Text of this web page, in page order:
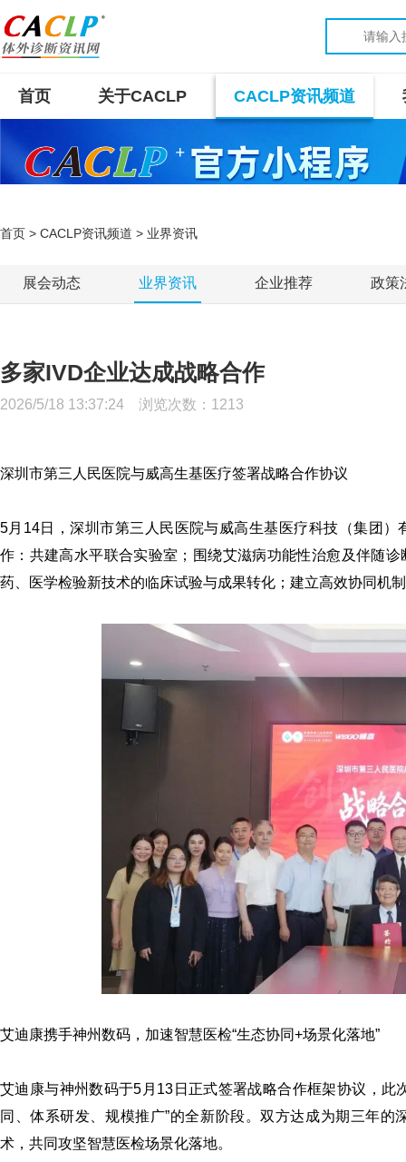
首页 关于CACLP CACLP资讯频道
首页 > CACLP资讯频道 > 业界资讯
展会动态 业界资讯 企业推荐 政策
多家IVD企业达成战略合作
2026/5/18 13:37:24 浏览次数： 1213
深圳市第三人民医院与威高生基医疗签署战略合作协议
5月14日，深圳市第三人民医院与威高生基医疗科技（集团
作：共建高水平联合实验室；围绕艾滋病功能性治愈及伴随
药、医学检验新技术的临床试验与成果转化；建立高效协同机
艾迪康携手神州数码，加速智慧医检“生态协同+场景化落地”
艾迪康与神州数码于5月13日正式签署战略合作框架协议，
同、体系研发、规模推广”的全新阶段。双方达成为期三年
术，共同攻坚智慧医检场景化落地。